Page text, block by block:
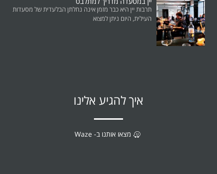
תרבות יין היא כבר מזמן אינה נחלתן הבלעדית של מסעדות
העילית, היום ניתן למצוא
איך להגיע אלינו
מצאו אותנו ב- Waze